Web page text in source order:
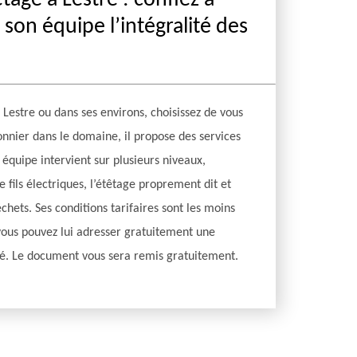
équipe l’intégralité des
ou dans ses environs, choisissez de vous
dans le domaine, il propose des services
intervient sur plusieurs niveaux,
fils électriques, l’étêtage proprement dit et
Ses conditions tarifaires sont les moins
pouvez lui adresser gratuitement une
Le document vous sera remis gratuitement.